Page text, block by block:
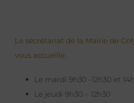
Le secrétariat de la Mairie de
vous accueille.
Le mardi 9h30 -12h30 et
Le jeudi 9h30 – 12h30